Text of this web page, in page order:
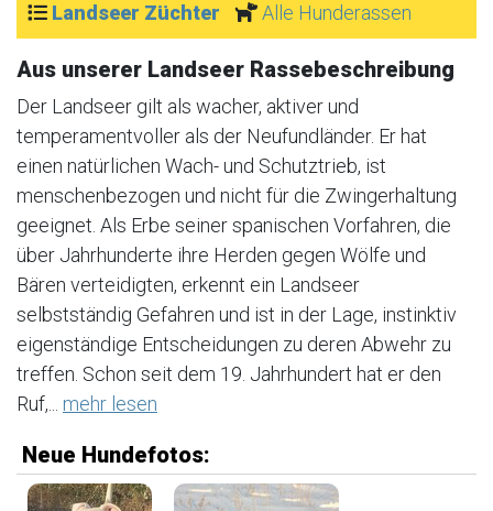
Landseer Züchter
Alle Hunderassen
Aus unserer Landseer Rassebeschreibung
Der Landseer gilt als wacher, aktiver und
temperamentvoller als der Neufundländer. Er hat
einen natürlichen Wach- und Schutztrieb, ist
menschenbezogen und nicht für die Zwingerhaltung
geeignet. Als Erbe seiner spanischen Vorfahren, die
über Jahrhunderte ihre Herden gegen Wölfe und
Bären verteidigten, erkennt ein Landseer
selbstständig Gefahren und ist in der Lage, instinktiv
eigenständige Entscheidungen zu deren Abwehr zu
treffen. Schon seit dem 19. Jahrhundert hat er den
Ruf,... mehr lesen
Neue Hundefotos: